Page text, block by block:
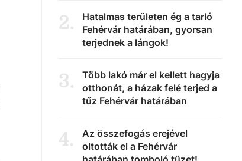
2.
Hatalmas területen ég a tarló
Fehérvár határában, gyorsan
terjednek a lángok!
3.
Több lakó már el kellett hagyja
otthonát, a házak felé terjed a
tűz Fehérvár határában
4.
Az összefogás erejével
oltották el a Fehérvár